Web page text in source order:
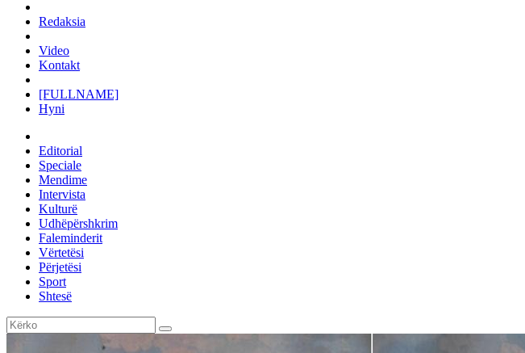
Redaksia
Video
Kontakt
[FULLNAME]
Hyni
Editorial
Speciale
Mendime
Intervista
Kulturë
Udhëpërshkrim
Faleminderit
Vërtetësi
Përjetësi
Sport
Shtesë